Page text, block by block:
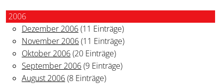
2006
Dezember 2006(11 Einträge)
November 2006(11 Einträge)
Oktober 2006(20 Einträge)
September 2006(9 Einträge)
August 2006(8 Einträge)